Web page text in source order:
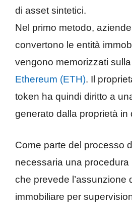
di asset sintetici.
Nel primo metodo,
convertono le entità
vengono memorizzati
Ethereum (ETH). Il
token ha quindi diritto a
generato dalla proprietà in
Come parte del processo
necessaria una procedura
che prevede l’assunzione
immobiliare per